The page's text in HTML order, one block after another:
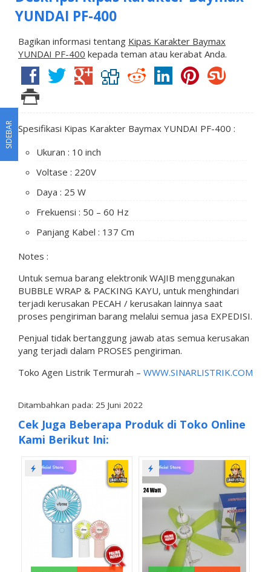
YUNDAI PF-400
Bagikan informasi tentang Kipas Karakter Baymax
YUNDAI PF-400 kepada teman atau kerabat Anda.
Spesifikasi Kipas Karakter Baymax YUNDAI PF-400 :
Ukuran : 10 inch
Voltase : 220V
Daya : 25 W
Frekuensi : 50 – 60 Hz
Panjang Kabel : 137 Cm
Notes :
Untuk semua barang elektronik WAJIB menggunakan
BUBBLE WRAP & PACKING KAYU, untuk menghindari
terjadi kerusakan PECAH / kerusakan lainnya saat
proses pengiriman barang melalui semua jasa EXPEDISI.
Penjual tidak bertanggung jawab atas semua kerusakan
yang terjadi dalam PROSES pengiriman.
Toko Agen Listrik Termurah – WWW.SINARLISTRIK.COM
Ditambahkan pada: 25 Juni 2022
Cek Juga Beberapa Produk di Toko Online
Kami Berikut Ini:
SIDEBAR